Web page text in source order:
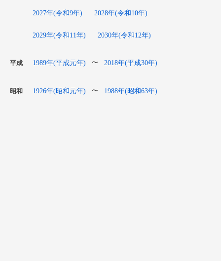
2027年(令和9年) 2028年(令和10年)
2029年(令和11年) 2030年(令和12年)
平成 1989年(平成元年) 〜 2018年(平成30年)
昭和 1926年(昭和元年) 〜 1988年(昭和63年)